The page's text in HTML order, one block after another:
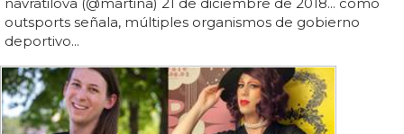
outsports señala, múltiples organismos de gobierno
deportivo...